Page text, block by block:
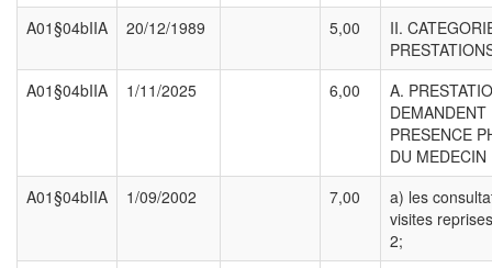
A01§04bIIA
20/12/1989 5,00
II.
A01§04bIIA
1/11/2025 6,00
A.
DEMANDENT
PRESENCE
DU MEDECIN
A01§04bIIA
1/09/2002 7,00
a) les
visites
2;